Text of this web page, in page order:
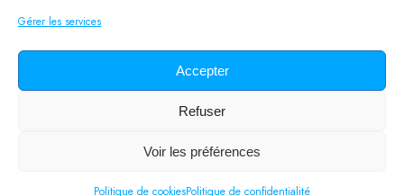
Gérer les services
Accepter
Refuser
Voir les préférences
Politique de cookiesPolitique de confidentialité
Pisciniste Narbonne
Magasin de piscine Lézignan
Mini piscine
Location machine avec chauffeur
Balai Fairlocks